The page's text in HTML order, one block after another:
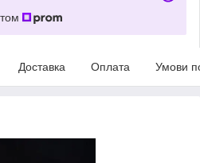
Доставка Оплата Умови